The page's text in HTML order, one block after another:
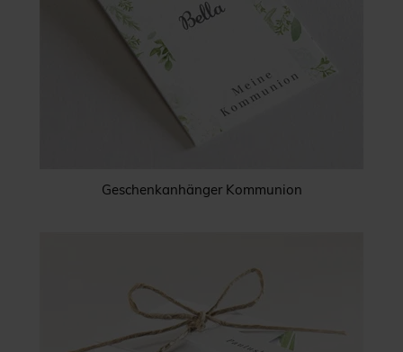
Geschenkanhänger Kommunion